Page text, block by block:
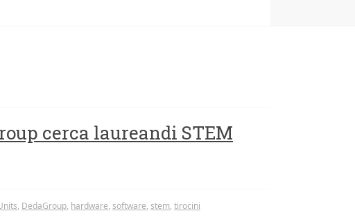
cerca laureandi STEM
, DedaGroup, hardware, software, stem, tirocini